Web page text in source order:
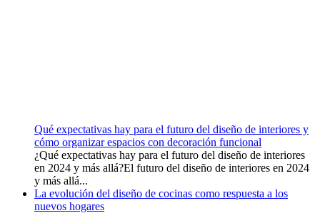
Qué expectativas hay para el futuro del diseño de interiores y
cómo organizar espacios con decoración funcional
¿Qué expectativas hay para el futuro del diseño de interiores
en 2024 y más allá?El futuro del diseño de interiores en 2024
y más allá...
La evolución del diseño de cocinas como respuesta a los
nuevos hogares